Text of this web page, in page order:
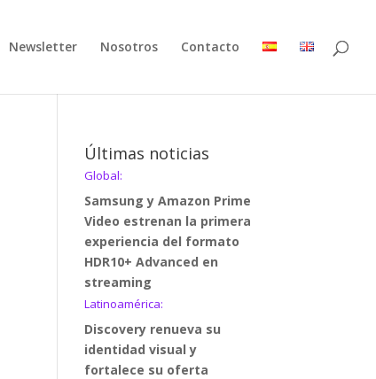
Newsletter Nosotros Contacto
Últimas noticias
Global:
Samsung y Amazon Prime
Video estrenan la primera
experiencia del formato
HDR10+ Advanced en
streaming
Latinoamérica:
Discovery renueva su
identidad visual y
fortalece su oferta